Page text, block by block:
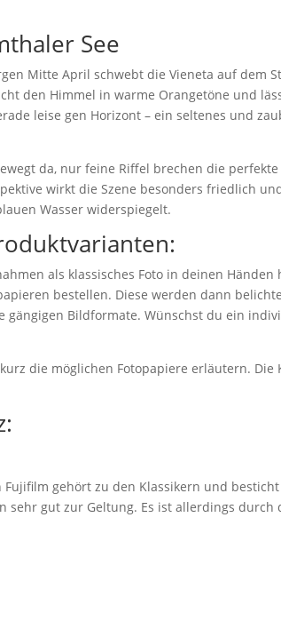
See
Mitte April schwebt die Vieneta auf dem
den Himmel in warme Orangetöne und
leise gen Horizont – ein seltenes und
da, nur feine Riffel brechen die
wirkt die Szene besonders friedlich
Wasser widerspiegelt.
als klassisches Foto in deinen
bestellen. Diese werden dann
Bildformate. Wünschst du ein
die möglichen Fotopapiere erläutern.
Fujifilm gehört zu den Klassikern und
sehr gut zur Geltung. Es ist allerdings